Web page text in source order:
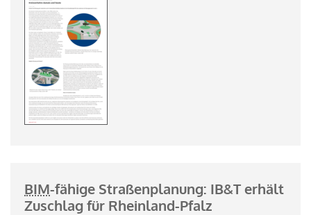
BIM-fähige Straßenplanung: IB&T erhält
Zuschlag für Rheinland-Pfalz